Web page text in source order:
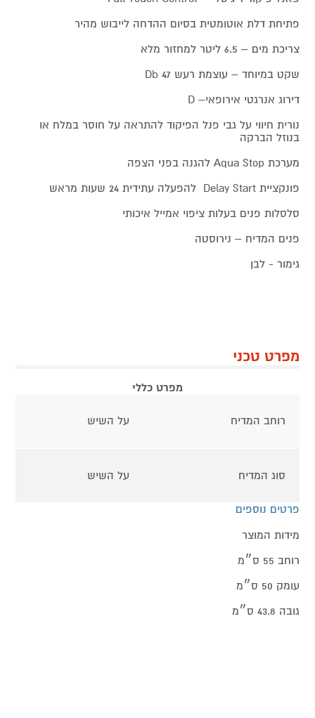
פתיחת דלת אוטומטית בסיום ההדחה לייבוש מהיר
צריכת מים – 6.5 ליטר למחזור מלא
שקט במיוחד – עוצמת רעש Db 47
דירוג אנרגטי אירופאי– D
נורית חיווי על גבי פנל הפיקוד להתראה על חוסר במלח או
בנוזל הברקה
מערכת Aqua Stop להגנה בפני הצפה
פונקציית Delay Start להפעלה עתידית 24 שעות מראש
סלסלות פנים בעלות ציפוי אמייל איכותי
פנים המדיח – נירוסטה
גימור - לבן
מפרט טכני
מפרט כללי
רוחב המדיח על השיש
סוג המדיח על השיש
פרטים נוספים
מידות המוצר
רוחב 55 ס״מ
עומק 50 ס״מ
גובה 43.8 ס״מ